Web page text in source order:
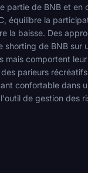
partie de BNB et en
équilibre la
la baisse. Des
shorting de BNB sur
mais comportent
parieurs
confortable dans
de gestion des